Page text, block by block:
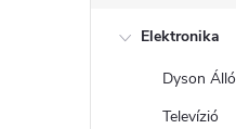
Elektronika
Dyson
Televízió